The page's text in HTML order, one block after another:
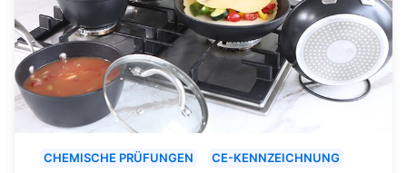
CHEMISCHE PRÜFUNGEN
CE-KENNZEICHNUNG